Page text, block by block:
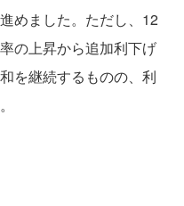
めました。ただし、12
の上昇から追加利下げ
を継続するものの、利